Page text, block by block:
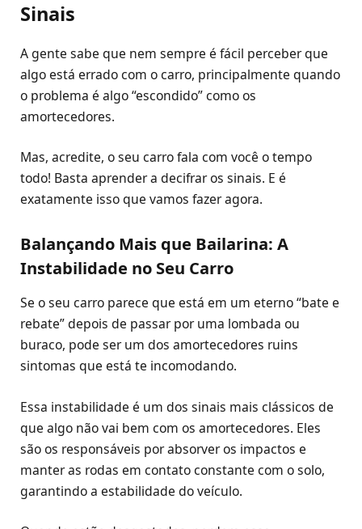
Sinais
A gente sabe que nem sempre é fácil perceber que
algo está errado com o carro, principalmente quando
o problema é algo “escondido” como os
amortecedores.
Mas, acredite, o seu carro fala com você o tempo
todo! Basta aprender a decifrar os sinais. E é
exatamente isso que vamos fazer agora.
Balançando Mais que Bailarina: A
Instabilidade no Seu Carro
Se o seu carro parece que está em um eterno “bate e
rebate” depois de passar por uma lombada ou
buraco, pode ser um dos amortecedores ruins
sintomas que está te incomodando.
Essa instabilidade é um dos sinais mais clássicos de
que algo não vai bem com os amortecedores. Eles
são os responsáveis por absorver os impactos e
manter as rodas em contato constante com o solo,
garantindo a estabilidade do veículo.